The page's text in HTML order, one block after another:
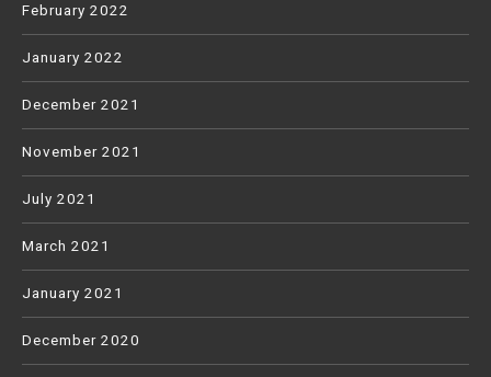
February 2022
January 2022
December 2021
November 2021
July 2021
March 2021
January 2021
December 2020